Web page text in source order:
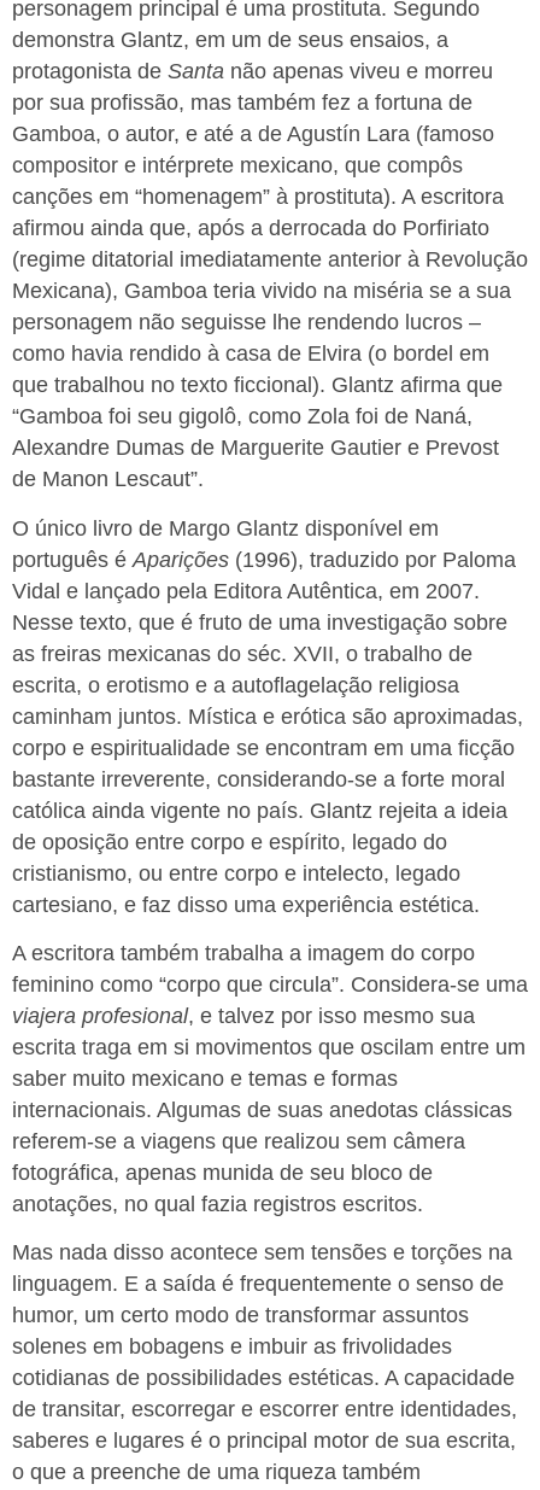
personagem principal é uma prostituta. Segundo
demonstra Glantz, em um de seus ensaios, a
protagonista de Santa não apenas viveu e morreu
por sua profissão, mas também fez a fortuna de
Gamboa, o autor, e até a de Agustín Lara (famoso
compositor e intérprete mexicano, que compôs
canções em “homenagem” à prostituta). A escritora
afirmou ainda que, após a derrocada do Porfiriato
(regime ditatorial imediatamente anterior à Revolução
Mexicana), Gamboa teria vivido na miséria se a sua
personagem não seguisse lhe rendendo lucros –
como havia rendido à casa de Elvira (o bordel em
que trabalhou no texto ficcional). Glantz afirma que
“Gamboa foi seu gigolô, como Zola foi de Naná,
Alexandre Dumas de Marguerite Gautier e Prevost
de Manon Lescaut”.
O único livro de Margo Glantz disponível em
português é Aparições (1996), traduzido por Paloma
Vidal e lançado pela Editora Autêntica, em 2007.
Nesse texto, que é fruto de uma investigação sobre
as freiras mexicanas do séc. XVII, o trabalho de
escrita, o erotismo e a autoflagelação religiosa
caminham juntos. Mística e erótica são aproximadas,
corpo e espiritualidade se encontram em uma ficção
bastante irreverente, considerando-se a forte moral
católica ainda vigente no país. Glantz rejeita a ideia
de oposição entre corpo e espírito, legado do
cristianismo, ou entre corpo e intelecto, legado
cartesiano, e faz disso uma experiência estética.
A escritora também trabalha a imagem do corpo
feminino como “corpo que circula”. Considera-se uma
viajera profesional, e talvez por isso mesmo sua
escrita traga em si movimentos que oscilam entre um
saber muito mexicano e temas e formas
internacionais. Algumas de suas anedotas clássicas
referem-se a viagens que realizou sem câmera
fotográfica, apenas munida de seu bloco de
anotações, no qual fazia registros escritos.
Mas nada disso acontece sem tensões e torções na
linguagem. E a saída é frequentemente o senso de
humor, um certo modo de transformar assuntos
solenes em bobagens e imbuir as frivolidades
cotidianas de possibilidades estéticas. A capacidade
de transitar, escorregar e escorrer entre identidades,
saberes e lugares é o principal motor de sua escrita,
o que a preenche de uma riqueza também